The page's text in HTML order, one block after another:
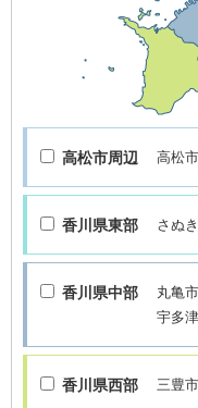
高松市周辺 高松市
香川県東部 さぬ
香川県中部 丸亀市
宇多
香川県西部 三豊市